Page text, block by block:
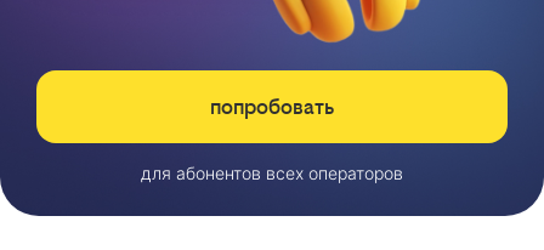
попробовать
для абонентов всех операторов